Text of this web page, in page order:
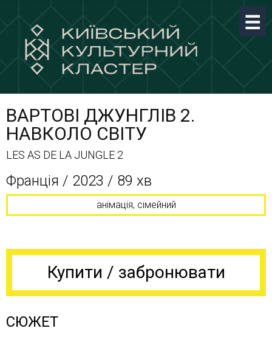
ВАРТОВІ ДЖУНГЛІВ 2.
НАВКОЛО СВІТУ
LES AS DE LA JUNGLE 2
Франція / 2023 / 89 хв
анімація, сімейний
Купити / забронювати
СЮЖЕТ